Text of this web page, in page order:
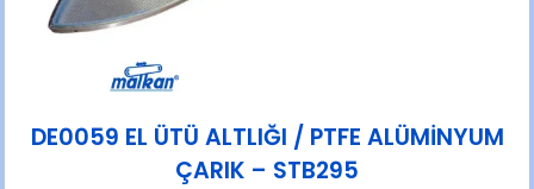
DE0059 EL ÜTÜ ALTLIĞI / PTFE ALÜMİNYUM
ÇARIK – STB295